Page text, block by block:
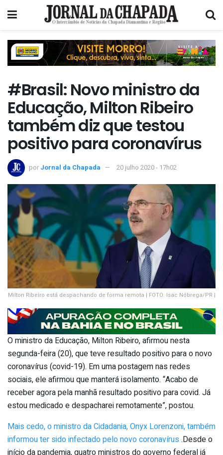
#Brasil: Novo ministro da
Educação, Milton Ribeiro
também diz que testou
positivo para coronavírus
por Jornal da Chapada 20 julho 2020 - 17h02
Milton Ribeiro está despachando de forma remota | FOTO: Isac Nóbrega/PR |
O ministro da Educação, Milton Ribeiro, afirmou nesta
segunda-feira (20), que teve resultado positivo para o novo
coronavírus (covid-19). Em uma postagem nas redes
sociais, ele afirmou que manterá isolamento. “Acabo de
receber agora pela manhã resultado positivo para covid. Já
estou medicado e despacharei remotamente”, postou.
Mais cedo, o ministro da Cidadania, Onyx Lorenzoni, também
informou ter sido infectado pelo novo coronavírus .Desde o
início da pandemia, quatro ministros do governo federal já